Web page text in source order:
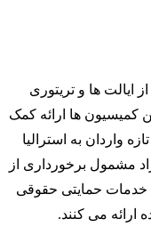
ایالت ها و تریتوری
کمیسیون ها ارائه کمک
واردان به استرالیا
مشمول برخورداری از
خدمات حمایتی حقوقی
ارائه می کنند.